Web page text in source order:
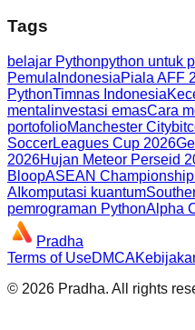
Tags
belajar Pythonpython untuk
Pemula IndonesiaPiala AFF
PythonTimnas Indonesia
mental investasi emasCara
portofolioManchester City
SoccerLeagues Cup 2026
2026Hujan Meteor Perseid
BloopASEAN
AI komputasi kuantum
pemrograman PythonAlpha
Pradha
Terms of UseDMCA
© 2026 Pradha. All rights